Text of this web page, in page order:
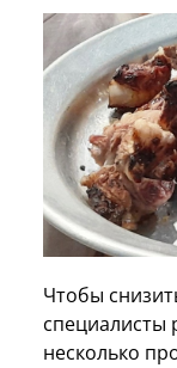
Чтобы
специалисты
несколько